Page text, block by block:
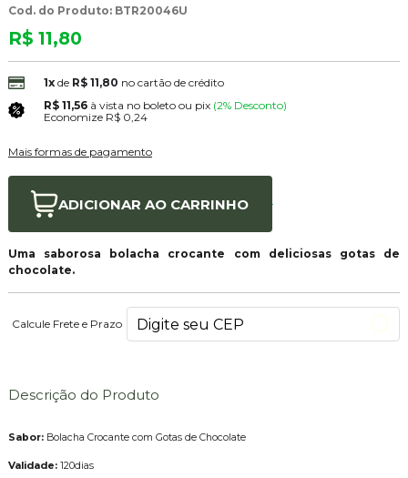
Cod. do Produto: BTR20046U
R$ 11,80
1xde R$ 11,80 no cartão de crédito
R$ 11,56 à vista no boleto ou pix (2% Desconto)
Economize R$ 0,24
Mais formas de pagamento
ADICIONAR AO CARRINHO
Uma saborosa bolacha crocante com deliciosas gotas de
chocolate.
Calcule Frete e Prazo
Descrição do Produto
Sabor:Bolacha Crocante com Gotas de Chocolate
Validade: 120dias